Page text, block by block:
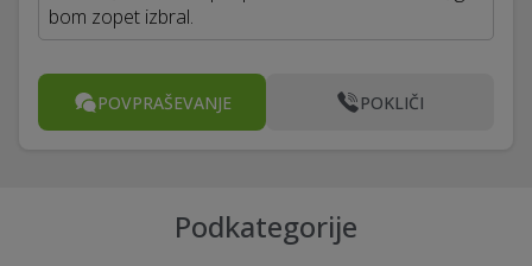
bom zopet izbral.
POVPRAŠEVANJE POKLIČI
Podkategorije